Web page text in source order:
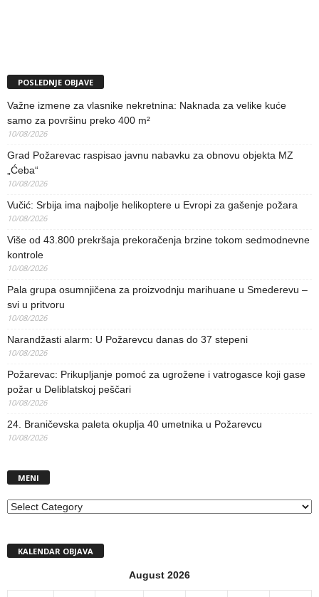
POSLEDNJE OBJAVE
Važne izmene za vlasnike nekretnina: Naknada za velike kuće
samo za površinu preko 400 m²
10/08/2026
Grad Požarevac raspisao javnu nabavku za obnovu objekta MZ
„Ćeba“
10/08/2026
Vučić: Srbija ima najbolje helikoptere u Evropi za gašenje požara
10/08/2026
Više od 43.800 prekršaja prekoračenja brzine tokom sedmodnevne
kontrole
10/08/2026
Pala grupa osumnjičena za proizvodnju marihuane u Smederevu –
svi u pritvoru
10/08/2026
Narandžasti alarm: U Požarevcu danas do 37 stepeni
10/08/2026
Požarevac: Prikupljanje pomoć za ugrožene i vatrogasce koji gase
požar u Deliblatskoj peščari
10/08/2026
24. Braničevska paleta okuplja 40 umetnika u Požarevcu
10/08/2026
MENI
MENI
KALENDAR OBJAVA
August 2026